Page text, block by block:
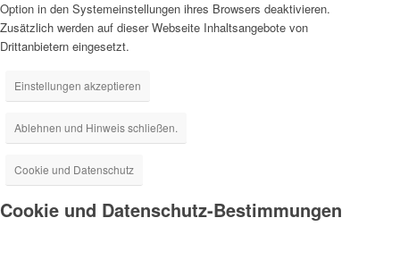
Option in den Systemeinstellungen ihres Browsers deaktivieren.
Zusätzlich werden auf dieser Webseite Inhaltsangebote von
Drittanbietern eingesetzt.
Einstellungen akzeptieren
Ablehnen und Hinweis schließen.
Cookie und Datenschutz
Cookie und Datenschutz-Bestimmungen